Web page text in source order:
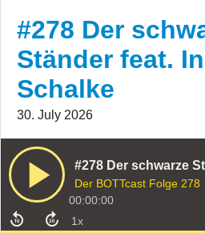
#278 Der
Ständer feat.
Schalke
30. July 2026
Der BOTTcast Folge 278
00:00:00